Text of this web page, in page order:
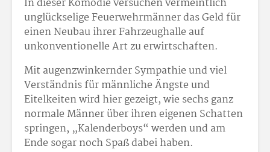
In dieser Komödie versuchen vermeintlich
unglückselige Feuerwehrmänner das Geld für
einen Neubau ihrer Fahrzeughalle auf
unkonventionelle Art zu erwirtschaften.
Mit augenzwinkernder Sympathie und viel
Verständnis für männliche Ängste und
Eitelkeiten wird hier gezeigt, wie sechs ganz
normale Männer über ihren eigenen Schatten
springen, „Kalenderboys“ werden und am
Ende sogar noch Spaß dabei haben.